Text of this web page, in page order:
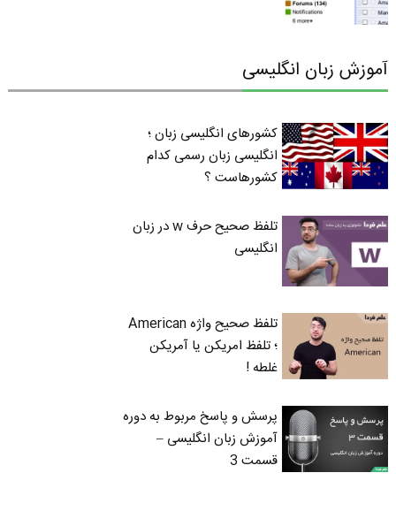
آموزش زبان انگلیسی
کشورهای انگلیسی زبان ؛
انگلیسی زبان رسمی کدام
کشورهاست ؟
تلفظ صحیح حرف w در زبان
انگلیسی
تلفظ صحیح واژه American
؛ تلفظ امریکن یا آمریکن
غلطه !
پرسش و پاسخ مربوط به دوره
آموزش زبان انگلیسی –
قسمت 3